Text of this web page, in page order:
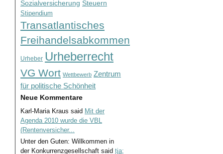
Sozialversicherung Steuern
Stipendium
Transatlantisches
Freihandelsabkommen
Urheber Urheberrecht
VG Wort Wettbewerb Zentrum
für politische Schönheit
Neue Kommentare
Karl-Maria Kraus said Mit der
Agenda 2010 wurde die VBL
(Rentenversicher...
Unter den Guten: Willkommen in
der Konkurrenzgesellschaft said tja;